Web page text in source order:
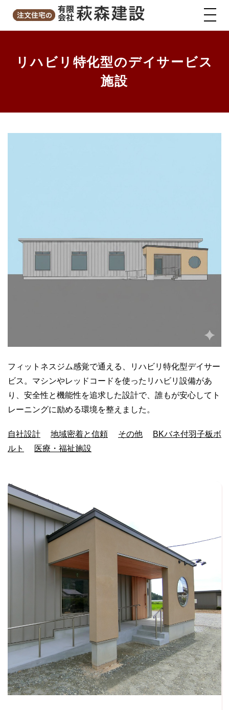
リハビリ特化型のデイサービス
施設
フィットネスジム感覚で通える、リハビリ特化型デイサー
ビス。マシンやレッドコードを使ったリハビリ設備があ
り、安全性と機能性を追求した設計で、誰もが安心してト
レーニングに励める環境を整えました。
自社設計 地域密着と信頼 その他
BKバネ付羽子板ボ
ルト
医療・福祉施設